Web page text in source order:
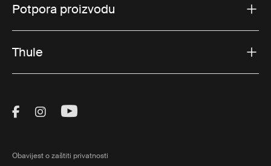
Potpora proizvodu
Thule
Visit Thule on Facebook (external link)
Visit Thule on Instagram (external link)
Visit Thule on Youtube (external
Obavijest o zaštiti privatnosti